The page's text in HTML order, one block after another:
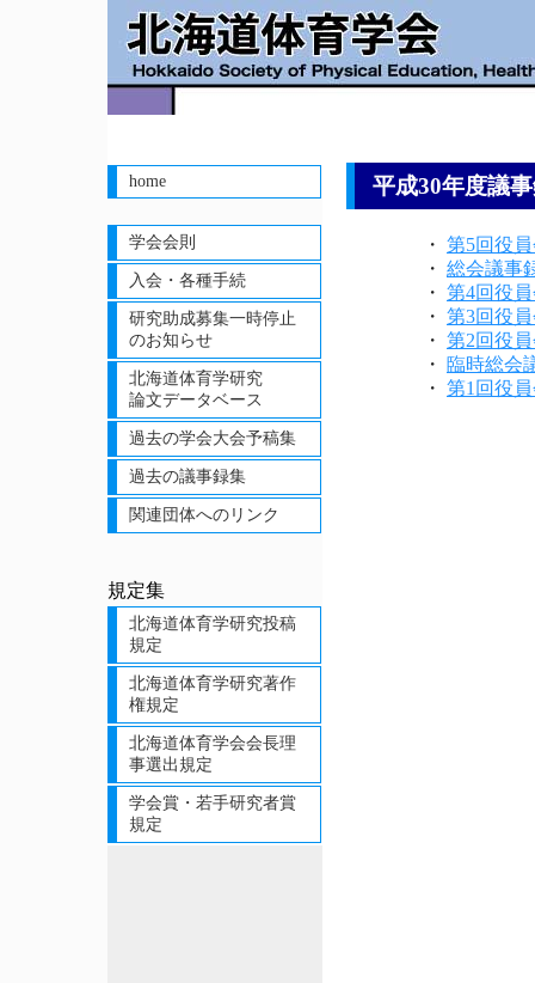
home
学会会則
入会・各種手続
研究助成募集一時停止
のお知らせ
北海道体育学研究
論文データベース
過去の学会大会予稿集
過去の議事録集
関連団体へのリンク
規定集
北海道体育学研究投稿
規定
北海道体育学研究著作
権規定
北海道体育学会会長理
事選出規定
学会賞・若手研究者賞
規定
平成30年度議
・ 第5回役
・ 総会議事
・ 第4回役
・ 第3回役
・ 第2回役
・ 臨時総会
・ 第1回役